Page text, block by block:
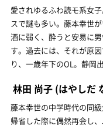
愛されゆるふわ読モ系女
スで謎も多い。藤本幸世
酒に弱く、酔うと安易に
す。過去には、それが原
り、一歳年下のOL。静岡出
林田 尚子 (はやしだ
藤本幸世の中学時代の同
帰省した際に偶然再会し